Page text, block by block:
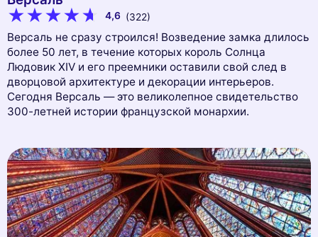
4,6 (322)
Версаль не сразу строился! Возведение замка длилось
более 50 лет, в течение которых король Солнца
Людовик XIV и его преемники оставили свой след в
дворцовой архитектуре и декорации интерьеров.
Сегодня Версаль — это великолепное свидетельство
300-летней истории французской монархии.